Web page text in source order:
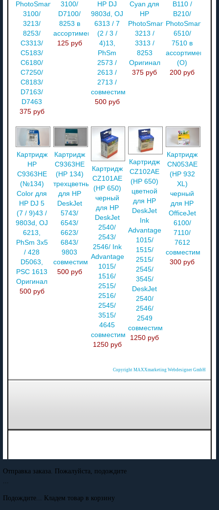
PhotoSmart
3100/
3213/
8253/
C3313/
C5183/
C6180/
C7250/
C8183/
D7163/
D7463
375 руб
3100/
D7100/
8253 в
ассортименте
125 руб
HP DJ
9803d, OJ
6313 / 7
(2 / 3 /
4)13,
PhSm
2573 /
2613 /
2713 /
совместимый
500 руб
Cyan для
HP
PhotoSmart
3213 /
3313 /
8253
Оригинал
375 руб
B110 /
B210/
PhotoSmart
6510/
7510 в
ассортименте
(О)
200 руб
Картридж
HP
C9363HE
(№134)
Color для
HP DJ 5
(7 / 9)43 /
9803d, OJ
6213,
PhSm 3x5
/ 428
D5063,
PSC 1613
Оригинал
500 руб
Картридж
C9363HE
(HP 134)
трехцветный
для HP
DeskJet
5743/
6543/
6623/
6843/
9803
совместимый
500 руб
Картридж
CZ101AE
(HP 650)
черный
для HP
DeskJet
2540/
2543/
2546/ Ink
Advantage
1015/
1516/
2515/
2516/
2545/
3515/
4645
совместимый
1250 руб
Картридж
CZ102AE
(HP 650)
цветной
для HP
DeskJet
Ink
Advantage
1015/
1515/
2515/
2545/
3545/
DeskJet
2540/
2546/
2549
совместимый
1250 руб
Картридж
CN053AE
(HP 932
XL)
черный
для HP
OfficeJet
6100/
7110/
7612
совместимый
300 руб
Copyright MAXXmarketing Webdesigner GmbH
Отправка заказа. Пожалуйста, подождите
Подождите... Кладем товар в корзину